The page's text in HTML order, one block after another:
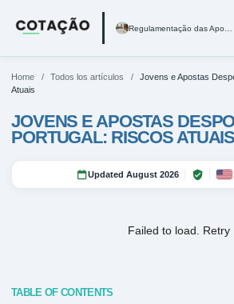
Regulamentação das
Imposto Sobre Apostas
Home / Todos los artículos /
Jovens e Apostas
Atuais
JOVENS E APOSTAS
PORTUGAL: RISCOS ATUAIS
Updated August 2026
Failed to load. Retry
TABLE OF CONTENTS